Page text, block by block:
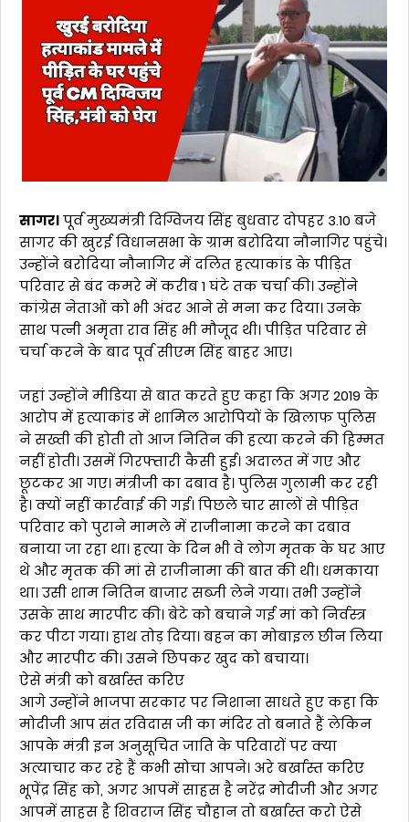
सागर।पूर्व मुख्यमंत्री दिग्विजय सिंह बुधवार दोपहर 3.10 बजे
सागर की खुरई विधानसभा के ग्राम बरोदिया नौनागिर पहुंचे।
उन्होंने बरोदिया नौनागिर में दलित हत्याकांड के पीड़ित
परिवार से बंद कमरे में करीब 1 घंटे तक चर्चा की। उन्होंने
कांग्रेस नेताओं को भी अंदर आने से मना कर दिया। उनके
साथ पत्नी अमृता राव सिंह भी मौजूद थी। पीड़ित परिवार से
चर्चा करने के बाद पूर्व सीएम सिंह बाहर आए।
जहां उन्होंने मीडिया से बात करते हुए कहा कि अगर 2019 के
आरोप में हत्याकांड में शामिल आरोपियों के खिलाफ पुलिस
ने सख्ती की होती तो आज नितिन की हत्या करने की हिम्मत
नहीं होती। उसमें गिरफ्तारी कैसी हुई। अदालत में गए और
छूटकर आ गए। मंत्रीजी का दबाव है। पुलिस गुलामी कर रही
है। क्यों नहीं कार्रवाई की गई। पिछले चार सालों से पीड़ित
परिवार को पुराने मामले में राजीनामा करने का दबाव
बनाया जा रहा था। हत्या के दिन भी वे लोग मृतक के घर आए
थे और मृतक की मां से राजीनामा की बात की थी। धमकाया
था। उसी शाम नितिन बाजार सब्जी लेने गया। तभी उन्होंने
उसके साथ मारपीट की। बेटे को बचाने गई मां को निर्वस्त्र
कर पीटा गया। हाथ तोड़ दिया। बहन का मोबाइल छीन लिया
और मारपीट की। उसने छिपकर खुद को बचाया।
ऐसे मंत्री को बर्खास्त करिए
आगे उन्होंने भाजपा सरकार पर निशाना साधते हुए कहा कि
मोदीजी आप संत रविदास जी का मंदिर तो बनाते हैं लेकिन
आपके मंत्री इन अनुसूचित जाति के परिवारों पर क्या
अत्याचार कर रहे हैं कभी सोचा आपने। अरे बर्खास्त करिए
भूपेंद्र सिंह को, अगर आपमें साहस है नरेंद्र मोदीजी और अगर
आपमें साहस है शिवराज सिंह चौहान तो बर्खास्त करो ऐसे